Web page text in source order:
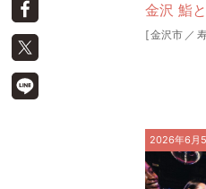
金沢 鮨
[金沢市 ／
2026年6月